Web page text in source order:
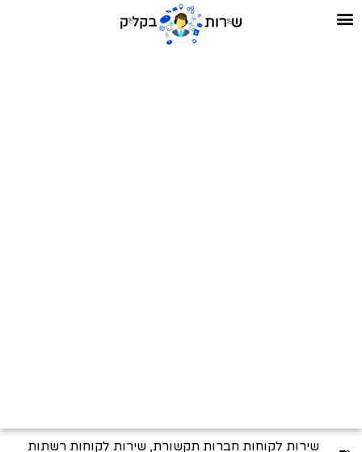
שירות לקוחות חברות תקשורת, שירות לקוחות רשתות